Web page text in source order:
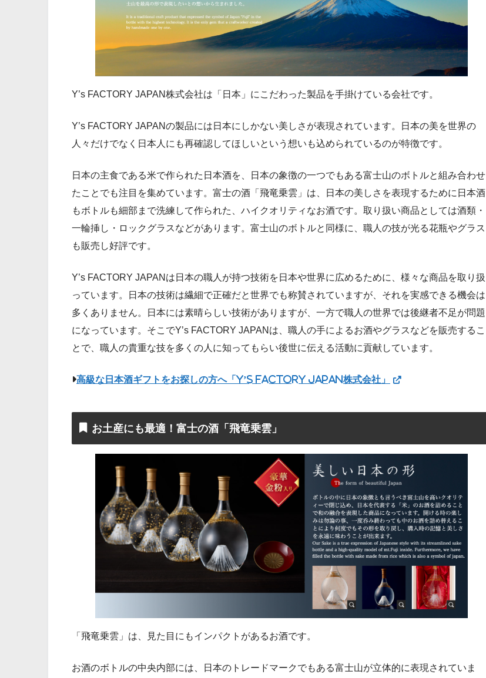
Y’s FACTORY JAPAN株式会社は「日本」にこだわった製品を手掛けている会社です。
Y’s FACTORY JAPANの製品には日本にしかない美しさが表現されています。日本の美を世界の
人々だけでなく日本人にも再確認してほしいという想いも込められているのが特徴です。
日本の主食である米で作られた日本酒を、日本の象徴の一つでもある富士山のボトルと組み合わせ
たことでも注目を集めています。富士の酒「飛竜乗雲」は、日本の美しさを表現するために日本酒
もボトルも細部まで洗練して作られた、ハイクオリティなお酒です。取り扱い商品としては酒類・
一輪挿し・ロックグラスなどがあります。富士山のボトルと同様に、職人の技が光る花瓶やグラス
も販売し好評です。
Y’s FACTORY JAPANは日本の職人が持つ技術を日本や世界に広めるために、様々な商品を取り扱
っています。日本の技術は繊細で正確だと世界でも称賛されていますが、それを実感できる機会は
多くありません。日本には素晴らしい技術がありますが、一方で職人の世界では後継者不足が問題
になっています。そこでY’s FACTORY JAPANは、職人の手によるお酒やグラスなどを販売するこ
とで、職人の貴重な技を多くの人に知ってもらい後世に伝える活動に貢献しています。
高級な日本酒ギフトをお探しの方へ「Y’s FACTORY JAPAN株式会社」
お土産にも最適！富士の酒「飛竜乗雲」
「飛竜乗雲」は、見た目にもインパクトがあるお酒です。
お酒のボトルの中央内部には、日本のトレードマークでもある富士山が立体的に表現されていま